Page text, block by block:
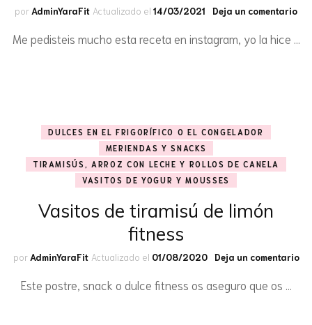
por AdminYaraFit Actualizado el 14/03/2021 Deja un comentarioen
Me pedisteis mucho esta receta en instagram, yo la hice …
DULCES EN EL FRIGORÍFICO O EL CONGELADOR
MERIENDAS Y SNACKS
TIRAMISÚS, ARROZ CON LECHE Y ROLLOS DE CANELA
VASITOS DE YOGUR Y MOUSSES
Vasitos de tiramisú de limón
fitness
por AdminYaraFit Actualizado el 01/08/2020 Deja un comentarioen
Este postre, snack o dulce fitness os aseguro que os …